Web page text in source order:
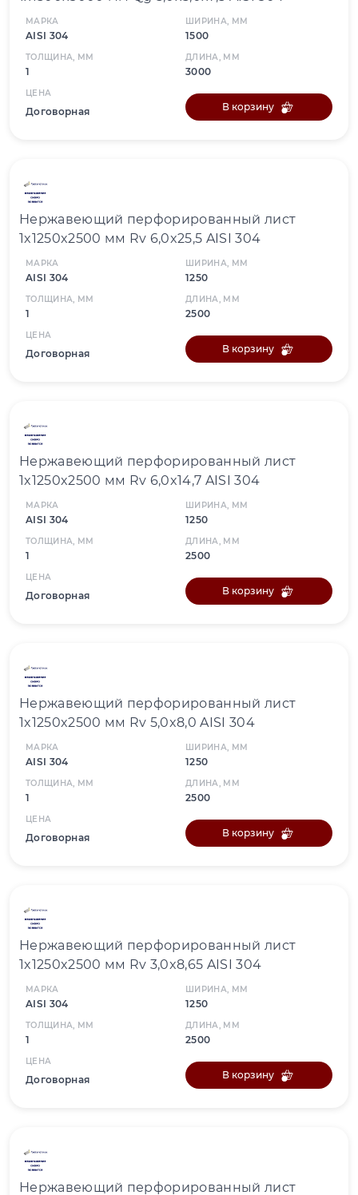
МАРКА
AISI 304
ШИРИНА, ММ
1500
ТОЛЩИНА, ММ
1
ДЛИНА, ММ
3000
ЦЕНА
Договорная В корзину
Нержавеющий перфорированный лист
1x1250x2500 мм Rv 6,0x25,5 AISI 304
МАРКА
AISI 304
ШИРИНА, ММ
1250
ТОЛЩИНА, ММ
1
ДЛИНА, ММ
2500
ЦЕНА
Договорная В корзину
Нержавеющий перфорированный лист
1x1250x2500 мм Rv 6,0x14,7 AISI 304
МАРКА
AISI 304
ШИРИНА, ММ
1250
ТОЛЩИНА, ММ
1
ДЛИНА, ММ
2500
ЦЕНА
Договорная В корзину
Нержавеющий перфорированный лист
1x1250x2500 мм Rv 5,0x8,0 AISI 304
МАРКА
AISI 304
ШИРИНА, ММ
1250
ТОЛЩИНА, ММ
1
ДЛИНА, ММ
2500
ЦЕНА
Договорная В корзину
Нержавеющий перфорированный лист
1x1250x2500 мм Rv 3,0x8,65 AISI 304
МАРКА
AISI 304
ШИРИНА, ММ
1250
ТОЛЩИНА, ММ
1
ДЛИНА, ММ
2500
ЦЕНА
Договорная В корзину
Нержавеющий перфорированный лист